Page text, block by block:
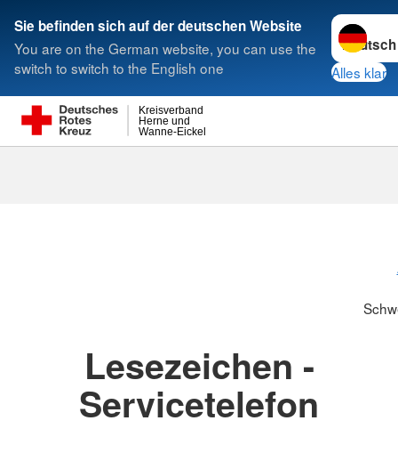
Sie befinden sich auf der deutschen Website
You are on the German website, you can use the
switch to switch to the English one
Sprache
Alles klar
Wanne-Eickel
Herne und
Kreisverband
Suche
Lesezeichen -
Servicetelefon